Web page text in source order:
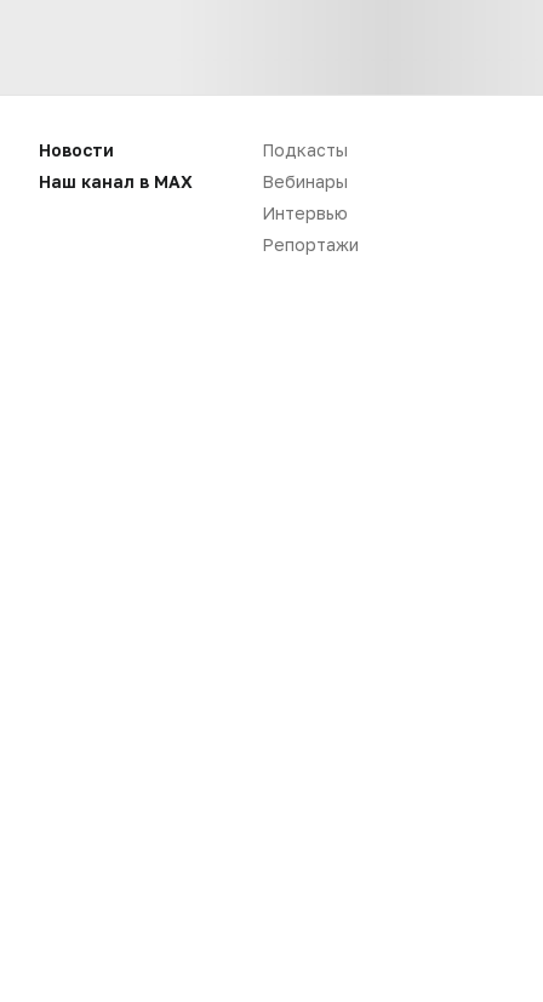
Нет комментариев
Новости
Наш канал в MAX
Подкасты
Вебинары
Интервью
Репортажи